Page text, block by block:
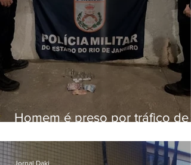
Homem é preso por tráfico de
Jornal Daki